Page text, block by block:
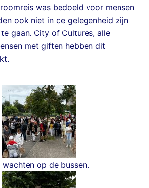
was bedoeld voor mensen
ook niet in de gelegenheid zijn
gaan. City of Cultures, alle
met giften hebben dit
wachten op de bussen.